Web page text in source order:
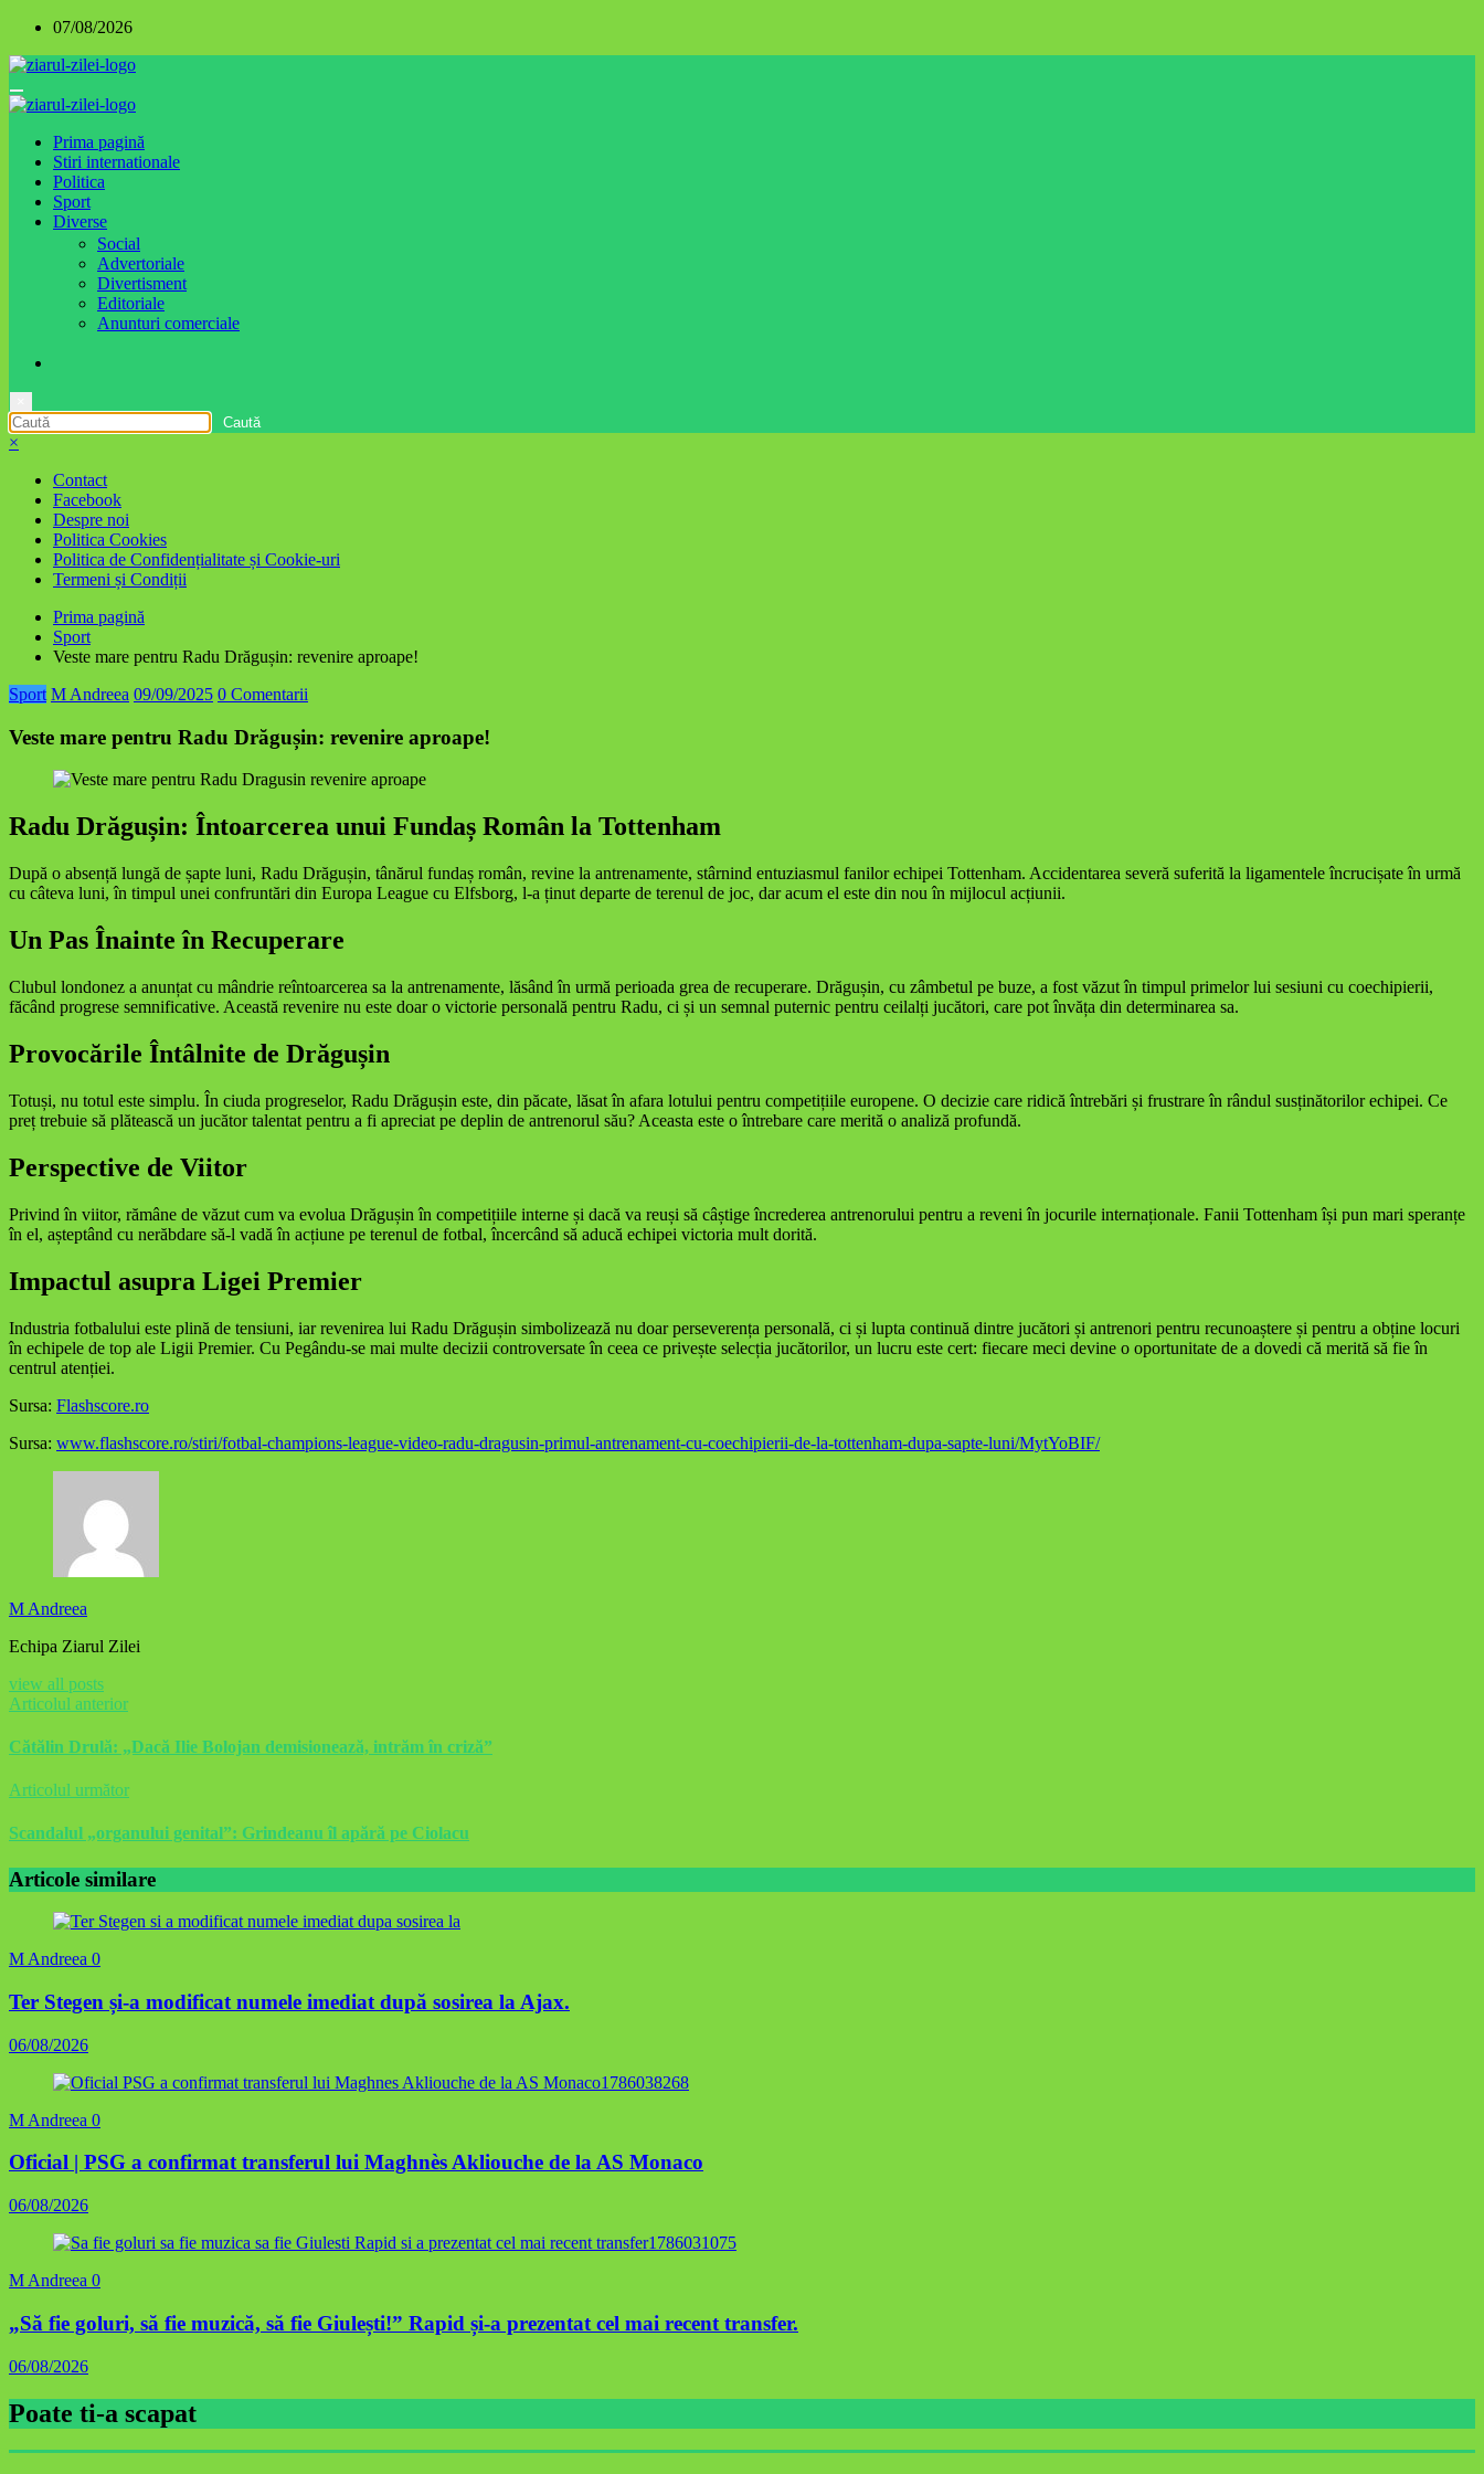
conținut
07/08/2026
Prima pagină
Stiri internationale
Politica
Sport
Diverse
Social
Advertoriale
Divertisment
Editoriale
Anunturi comerciale
×
Contact
Facebook
Despre noi
Politica Cookies
Politica de Confidențialitate și Cookie-uri
Termeni și Condiții
Prima pagină
Sport
Veste mare pentru Radu Drăgușin: revenire aproape!
Sport M Andreea 09/09/2025 0 Comentarii
Veste mare pentru Radu Drăgușin: revenire aproape!
Radu Drăgușin: Întoarcerea unui Fundaș Român la Tottenham
După o absență lungă de șapte luni, Radu Drăgușin, tânărul fundaș român, revine la antrenamente, stârnind entuziasmul fanilor echipei Tottenham. Accidentarea severă suferită la ligamentele încrucișate în urmă
cu câteva luni, în timpul unei confruntări din Europa League cu Elfsborg, l-a ținut departe de terenul de joc, dar acum el este din nou în mijlocul acțiunii.
Un Pas Înainte în Recuperare
Clubul londonez a anunțat cu mândrie reîntoarcerea sa la antrenamente, lăsând în urmă perioada grea de recuperare. Drăgușin, cu zâmbetul pe buze, a fost văzut în timpul primelor lui sesiuni cu coechipierii,
făcând progrese semnificative. Această revenire nu este doar o victorie personală pentru Radu, ci și un semnal puternic pentru ceilalți jucători, care pot învăța din determinarea sa.
Provocările Întâlnite de Drăgușin
Totuși, nu totul este simplu. În ciuda progreselor, Radu Drăgușin este, din păcate, lăsat în afara lotului pentru competițiile europene. O decizie care ridică întrebări și frustrare în rândul susținătorilor echipei. Ce
preț trebuie să plătească un jucător talentat pentru a fi apreciat pe deplin de antrenorul său? Aceasta este o întrebare care merită o analiză profundă.
Perspective de Viitor
Privind în viitor, rămâne de văzut cum va evolua Drăgușin în competițiile interne și dacă va reuși să câștige încrederea antrenorului pentru a reveni în jocurile internaționale. Fanii Tottenham își pun mari speranțe
în el, așteptând cu nerăbdare să-l vadă în acțiune pe terenul de fotbal, încercând să aducă echipei victoria mult dorită.
Impactul asupra Ligei Premier
Industria fotbalului este plină de tensiuni, iar revenirea lui Radu Drăgușin simbolizează nu doar perseverența personală, ci și lupta continuă dintre jucători și antrenori pentru recunoaștere și pentru a obține locuri
în echipele de top ale Ligii Premier. Cu Pegându-se mai multe decizii controversate în ceea ce privește selecția jucătorilor, un lucru este cert: fiecare meci devine o oportunitate de a dovedi că merită să fie în
centrul atenției.
Sursa: Flashscore.ro
Sursa: www.flashscore.ro/stiri/fotbal-champions-league-video-radu-dragusin-primul-antrenament-cu-coechipierii-de-la-tottenham-dupa-sapte-luni/MytYoBIF/
M Andreea
Echipa Ziarul Zilei
view all posts
Articolul anterior
Cătălin Drulă: „Dacă Ilie Bolojan demisionează, intrăm în criză”
Articolul următor
Scandalul „organului genital”: Grindeanu îl apără pe Ciolacu
Articole similare
M Andreea 0
Ter Stegen și-a modificat numele imediat după sosirea la Ajax.
06/08/2026
M Andreea 0
Oficial | PSG a confirmat transferul lui Maghnès Akliouche de la AS Monaco
06/08/2026
M Andreea 0
„Să fie goluri, să fie muzică, să fie Giulești!” Rapid și-a prezentat cel mai recent transfer.
06/08/2026
Poate ti-a scapat